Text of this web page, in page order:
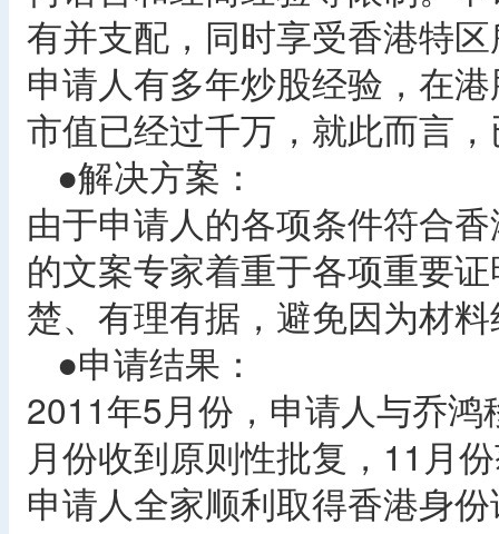
有并支配，同时享受香港特
申请人有多年炒股经验，在
市值已经过千万，就此而言
●解决方案：
由于申请人的各项条件符合
的文案专家着重于各项重要
楚、有理有据，避免因为材
●申请结果：
2011年5月份，申请人与乔
月份收到原则性批复，11月
申请人全家顺利取得香港身